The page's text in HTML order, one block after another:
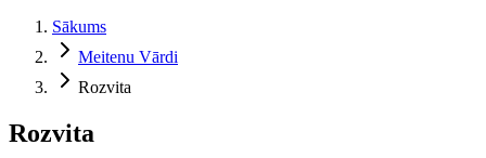
Sākums
Meitenu Vārdi
Rozvita
Rozvita